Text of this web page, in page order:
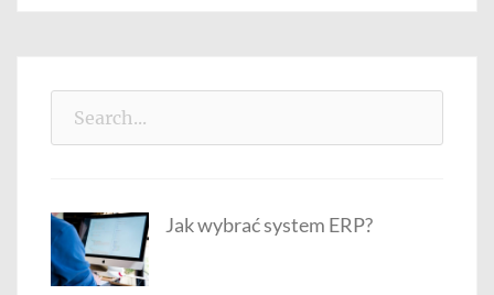
Jak wybrać system ERP?